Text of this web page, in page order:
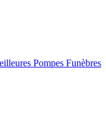
Pompes Funèbres